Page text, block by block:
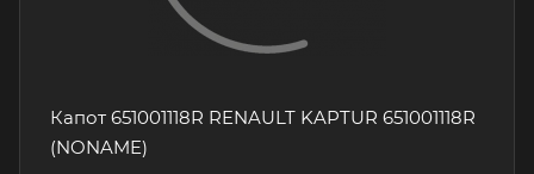
Капот 651001118R RENAULT KAPTUR 651001118R
(NONAME)